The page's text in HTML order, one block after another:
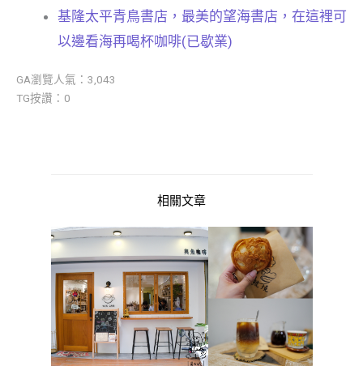
基隆太平青鳥書店，最美的望海書店，在這裡可
以邊看海再喝杯咖啡(已歇業)
GA瀏覽人氣：3,043
TG按讚：0
相關文章